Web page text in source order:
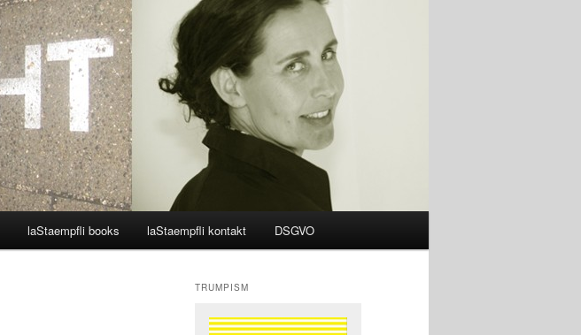
laStaempfli books laStaempfli kontakt DSGVO
TRUMPISM